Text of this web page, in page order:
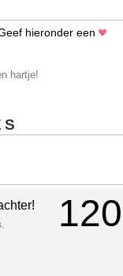
hieronder een
hartje!
120
.